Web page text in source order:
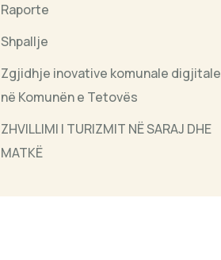
Raporte
Shpallje
Zgjidhje inovative komunale digjitale
në Komunën e Tetovës
ZHVILLIMI I TURIZMIT NË SARAJ DHE
MATKË